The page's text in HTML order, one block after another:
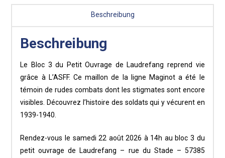
Beschreibung
Beschreibung
Le Bloc 3 du Petit Ouvrage de Laudrefang reprend vie
grâce à L’ASFF. Ce maillon de la ligne Maginot a été le
témoin de rudes combats dont les stigmates sont encore
visibles. Découvrez l’histoire des soldats qui y vécurent en
1939-1940.
Rendez-vous le samedi 22 août 2026 à 14h au bloc 3 du
petit ouvrage de Laudrefang – rue du Stade – 57385